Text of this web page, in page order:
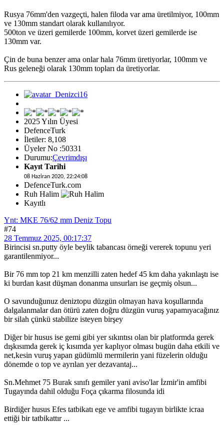
Rusya 76mm'den vazgeçti, halen filoda var ama üretilmiyor, 100mm
ve 130mm standart olarak kullanılıyor.
500ton ve üzeri gemilerde 100mm, korvet üzeri gemilerde ise
130mm var.
Çin de buna benzer ama onlar hala 76mm üretiyorlar, 100mm ve
Rus geleneği olarak 130mm topları da üretiyorlar.
2025 Yılın Üyesi
DefenceTurk
İletiler: 8,108
Üyeler No :50331
Durumu:Çevrimdışı
Kayıt Tarihi
08 Haziran 2020, 22:24:08
DefenceTurk.com
Ruh Halim
Kayıtlı
Ynt: MKE 76/62 mm Deniz Topu
#74
28 Temmuz 2025, 00:17:37
Birincisi sn.putty öyle beylik tabancası örneği vererek topunu yeri
garantilenmiyor...
Bir 76 mm top 21 km menzilli zaten hedef 45 km daha yakınlaştı ise
ki burdan kasıt düşman donanma unsurları ise geçmiş olsun...
O savunduğunuz deniztopu düzgün olmayan hava koşullarında
dalgalanmalar dan ötürü zaten doğru düzgün vuruş yapamıyacağınız
bir silah çünkü stabilize isteyen birşey
Diğer bir husus ise gemi gibi yer sıkıntısı olan bir platformda gerek
dışkısımda gerek iç kısımda yer kaplıyor olması bugün daha etkili ve
net,kesin vuruş yapan güdümlü mermilerin yani füzelerin olduğu
dönemde o top ve ayrılan yer dezavantaj...
Sn.Mehmet 75 Burak sınıfı gemiler yani aviso'lar İzmir'in amfibi
Tugayında dahil olduğu Foça çıkarma filosunda idi
Birdiğer husus Efes tatbikatı ege ve amfibi tugayın birlikte icraa
ettiği bir tatbikattır ...